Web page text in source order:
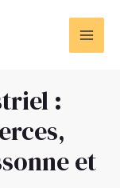
:
et